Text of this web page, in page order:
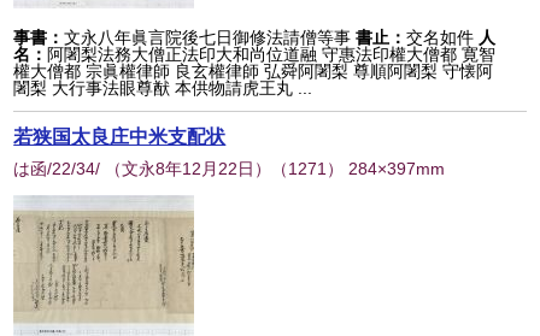
事書：文永八年眞言院後七日御修法請僧等事 書止：交名如件 人
名： 阿闍梨法務大僧正法印大和尚位道融 守惠法印權大僧都 寛智
權大僧都 宗眞權律師 良玄權律師 弘舜阿闍梨 尊順阿闍梨 守懐阿
闍梨 大行事法眼尊猷 本供物請虎王丸 ...
若狭国太良庄中米支配状
は函/22/34/ （文永8年12月22日） （1271 ） 284×397mm